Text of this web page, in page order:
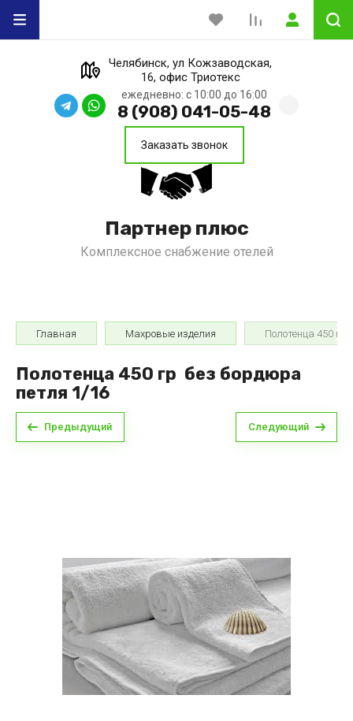
Партнер плюс
Комплексное снабжение отелей
Челябинск, ул Кожзаводская,
16, офис Триотекс
ежедневно: с 10:00 до 16:00
8 (908) 041-05-48
Заказать звонок
Главная Махровые изделия Полотенца 450
Полотенца 450 гр без бордюра
петля 1/16
Предыдущий Следующий